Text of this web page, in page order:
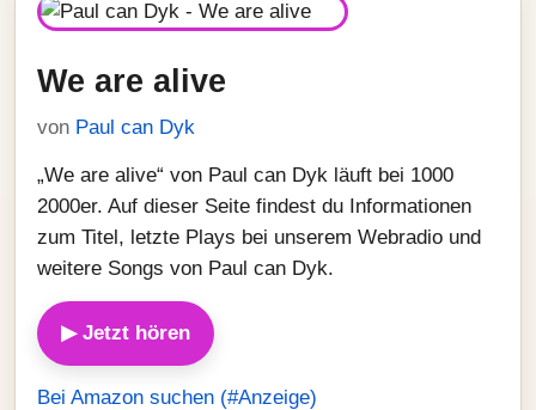
We are alive
von Paul can Dyk
„We are alive“ von Paul can Dyk läuft bei 1000
2000er. Auf dieser Seite findest du Informationen
zum Titel, letzte Plays bei unserem Webradio und
weitere Songs von Paul can Dyk.
▶ Jetzt hören
Bei Amazon suchen (#Anzeige)